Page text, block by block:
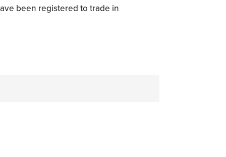
been registered to trade in